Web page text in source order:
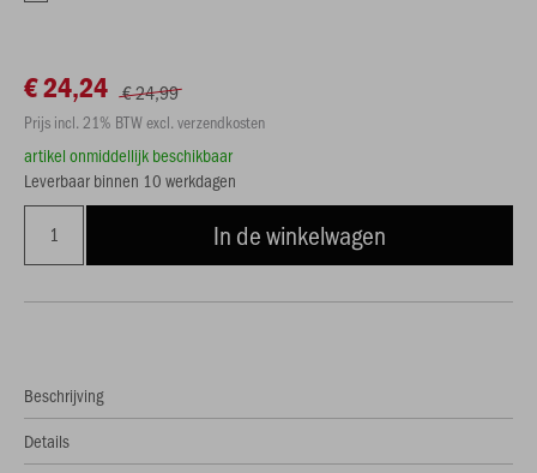
€ 24,24 € 24,99
Prijs incl. 21% BTW excl. verzendkosten
artikel onmiddellijk beschikbaar
Leverbaar binnen 10 werkdagen
In de winkelwagen
Beschrijving
Details